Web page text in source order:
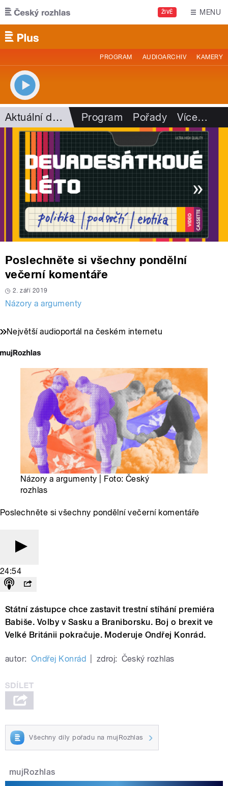
Přejít k hlavnímu obsahu
ŽIVĚ MENU
PROGRAM AUDIOARCHIV KAMERY
Aktuální dění Program Pořady Více…
Poslechněte si všechny pondělní
večerní komentáře
2. září 2019
Názory a argumenty
Největší audioportál na českém internetu
Názory a argumenty | Foto: Český
rozhlas
Poslechněte si všechny pondělní večerní komentáře
24:54
Státní zástupce chce zastavit trestní stíhání premiéra
Babiše. Volby v Sasku a Braniborsku. Boj o brexit ve
Velké Británii pokračuje. Moderuje Ondřej Konrád.
autor: Ondřej Konrád zdroj: Český rozhlas
Všechny díly pořadu na mujRozhlas
mujRozhlas